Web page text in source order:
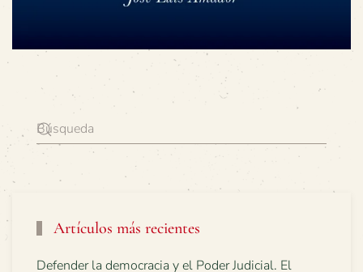
Artículos más recientes
Defender la democracia y el Poder Judicial. El